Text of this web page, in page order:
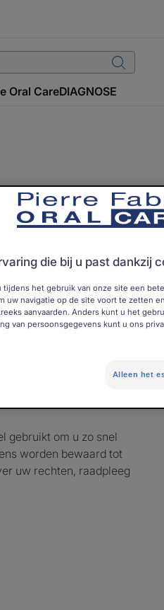
Oral CareDIAGNOSE
contact
of heeft u advies nodig? Vul
u zo spoedig mogelijk
gebruikt om u zo snel
worden bewaard tot
uw rechten, raadpleeg
die bij u past dankzij
het gebruik van onze site een
uw navigatie op de site voort te zetten
aanvaarden. Anders kunt u het
van persoonsgegevens kunt u ons
Alleen het